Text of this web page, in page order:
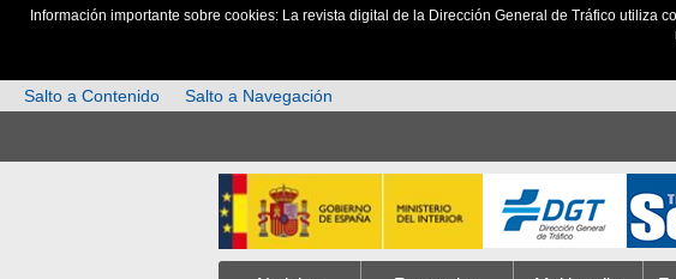
Información importante sobre cookies: La revista digital de la Dirección General de Tráfico
Salto a Contenido
Salto a Navegación